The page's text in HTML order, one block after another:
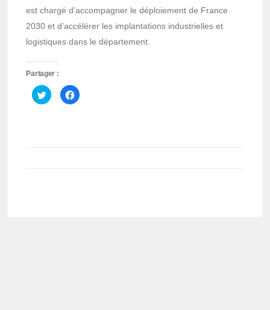
est chargé d’accompagner le déploiement de France
2030 et d’accélérer les implantations industrielles et
logistiques dans le département.
Partager :
Cliquez
pour
partager
Cliquez
pour